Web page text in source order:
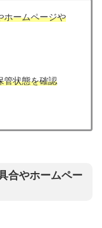
ホームページや
管状態を確認
合やホームペー